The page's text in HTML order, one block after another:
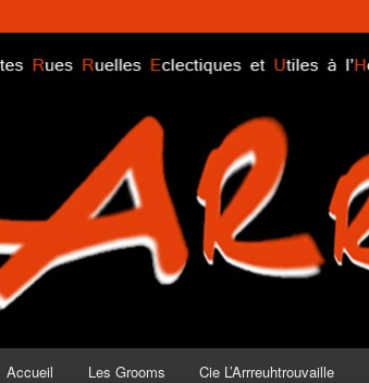
arrreuh.com
Accueil Les Grooms Cie L’Arrreuhtrouvaille